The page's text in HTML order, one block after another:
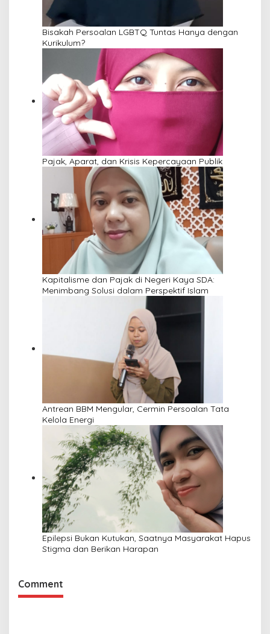
Bisakah Persoalan LGBTQ Tuntas Hanya dengan
Kurikulum?
Pajak, Aparat, dan Krisis Kepercayaan Publik
Kapitalisme dan Pajak di Negeri Kaya SDA:
Menimbang Solusi dalam Perspektif Islam
Antrean BBM Mengular, Cermin Persoalan Tata
Kelola Energi
Epilepsi Bukan Kutukan, Saatnya Masyarakat Hapus
Stigma dan Berikan Harapan
Comment